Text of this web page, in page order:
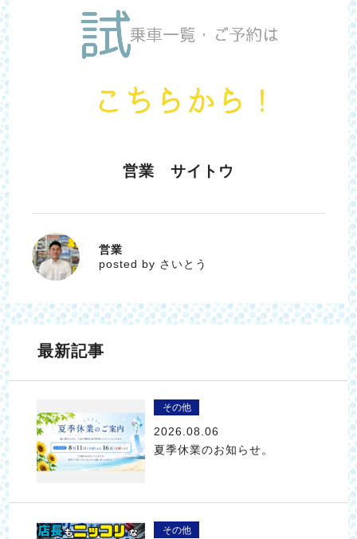
営業 サイトウ
さいとう
営業
posted by さいとう
最新記事
その他
2026.08.06
夏季休業のお知らせ。
その他